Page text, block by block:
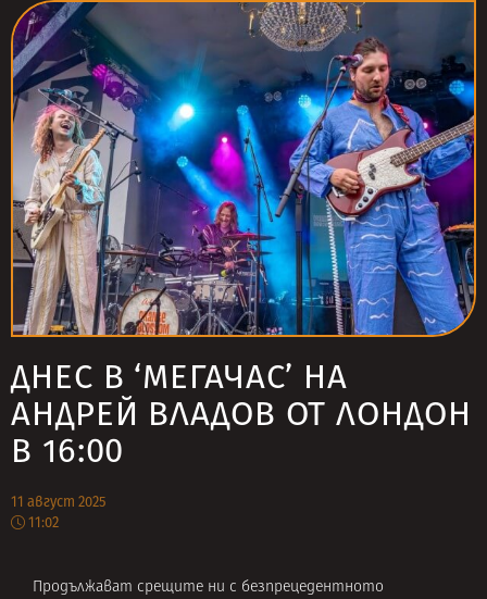
ДНЕС В ‘МЕГАЧАС’ НА
АНДРЕЙ ВЛАДОВ ОТ ЛОНДОН
В 16:00
11 август 2025
11:02
Продължават срещите ни с безпрецедентното